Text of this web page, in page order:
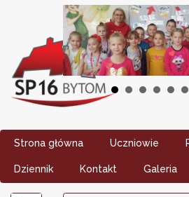
Strona główna Uczniowie
Dziennik Kontakt Galeria